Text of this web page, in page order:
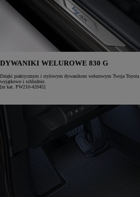
DYWANIKI WELUROWE 830 G
Dzięki praktycznym i stylowym dywanikom welurowym Twoja Toyota
wyjątkowo i schludnie.
[nr kat. PW210-42045]